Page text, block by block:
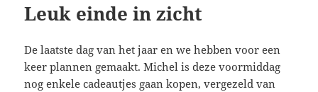
Leuk einde in zicht
De laatste dag van het jaar en we hebben voor een
keer plannen gemaakt. Michel is deze voormiddag
nog enkele cadeautjes gaan kopen, vergezeld van